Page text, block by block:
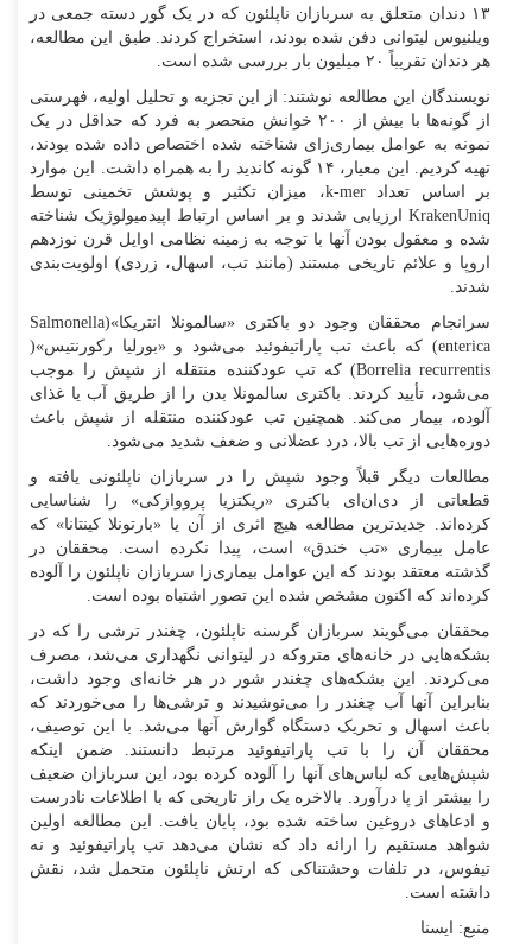
۱۳ دندان متعلق به سربازان ناپلئون که در یک گور دسته جمعی در
ویلنیوس لیتوانی دفن شده بودند، استخراج کردند. طبق این مطالعه،
هر دندان تقریباً ۲۰ میلیون بار بررسی شده است.
نویسندگان این مطالعه نوشتند: از این تجزیه و تحلیل اولیه، فهرستی
از گونه‌ها با بیش از ۲۰۰ خوانش منحصر به فرد که حداقل در یک
نمونه به عوامل بیماری‌زای شناخته شده اختصاص داده شده بودند،
تهیه کردیم. این معیار، ۱۴ گونه کاندید را به همراه داشت. این موارد
بر اساس تعداد k-mer، میزان تکثیر و پوشش تخمینی توسط
KrakenUniq ارزیابی شدند و بر اساس ارتباط اپیدمیولوژیک شناخته
شده و معقول بودن آنها با توجه به زمینه نظامی اوایل قرن نوزدهم
اروپا و علائم تاریخی مستند (مانند تب، اسهال، زردی) اولویت‌بندی
شدند.
سرانجام محققان وجود دو باکتری «سالمونلا انتریکا»(Salmonella
enterica) که باعث تب پاراتیفوئید می‌شود و «بورلیا رکورنتیس»(
Borrelia recurrentis) که تب عودکننده منتقله از شپش را موجب
می‌شود، تأیید کردند. باکتری سالمونلا بدن را از طریق آب یا غذای
آلوده، بیمار می‌کند. همچنین تب عودکننده منتقله از شپش باعث
دوره‌هایی از تب بالا، درد عضلانی و ضعف شدید می‌شود.
مطالعات دیگر قبلاً وجود شپش را در سربازان ناپلئونی یافته و
قطعاتی از دی‌ان‌ای باکتری «ریکتزیا پرووازکی» را شناسایی
کرده‌اند. جدیدترین مطالعه هیچ اثری از آن یا «بارتونلا کینتانا» که
عامل بیماری «تب خندق» است، پیدا نکرده است. محققان در
گذشته معتقد بودند که این عوامل بیماری‌زا سربازان ناپلئون را آلوده
کرده‌اند که اکنون مشخص شده این تصور اشتباه بوده است.
محققان می‌گویند سربازان گرسنه ناپلئون، چغندر ترشی را که در
بشکه‌هایی در خانه‌های متروکه در لیتوانی نگهداری می‌شد، مصرف
می‌کردند. این بشکه‌های چغندر شور در هر خانه‌ای وجود داشت،
بنابراین آنها آب چغندر را می‌نوشیدند و ترشی‌ها را می‌خوردند که
باعث اسهال و تحریک دستگاه گوارش آنها می‌شد. با این توصیف،
محققان آن را با تب پاراتیفوئید مرتبط دانستند. ضمن اینکه
شپش‌هایی که لباس‌های آنها را آلوده کرده بود، این سربازان ضعیف
را بیشتر از پا درآورد. بالاخره یک راز تاریخی که با اطلاعات نادرست
و ادعاهای دروغین ساخته شده بود، پایان یافت. این مطالعه اولین
شواهد مستقیم را ارائه داد که نشان می‌دهد تب پاراتیفوئید و نه
تیفوس، در تلفات وحشتناکی که ارتش ناپلئون متحمل شد، نقش
داشته است.
منبع: ایسنا